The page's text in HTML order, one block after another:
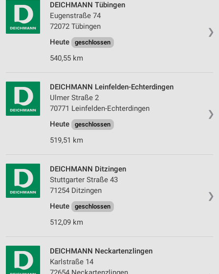
❯
DEICHMANN Tübingen
Eugenstraße 74
72072 Tübingen
Heute
geschlossen
540,55 km
❯
DEICHMANN Leinfelden-Echterdingen
Ulmer Straße 2
70771 Leinfelden-Echterdingen
Heute
geschlossen
519,51 km
❯
DEICHMANN Ditzingen
Stuttgarter Straße 43
71254 Ditzingen
Heute
geschlossen
512,09 km
DEICHMANN Neckartenzlingen
Karlstraße 14